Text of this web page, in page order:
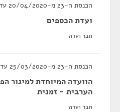
הכנסת ה-23 מ-20/04/2020 עד 27/05/2020
ועדת הכספים
חבר ועדה
הכנסת ה-23 מ-25/03/2020 עד 27/05/2020
הוועדה המיוחדת למיגור
הערבית - זמנית
חבר ועדה